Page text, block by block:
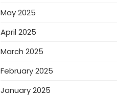
May 2025
April 2025
March 2025
February 2025
January 2025